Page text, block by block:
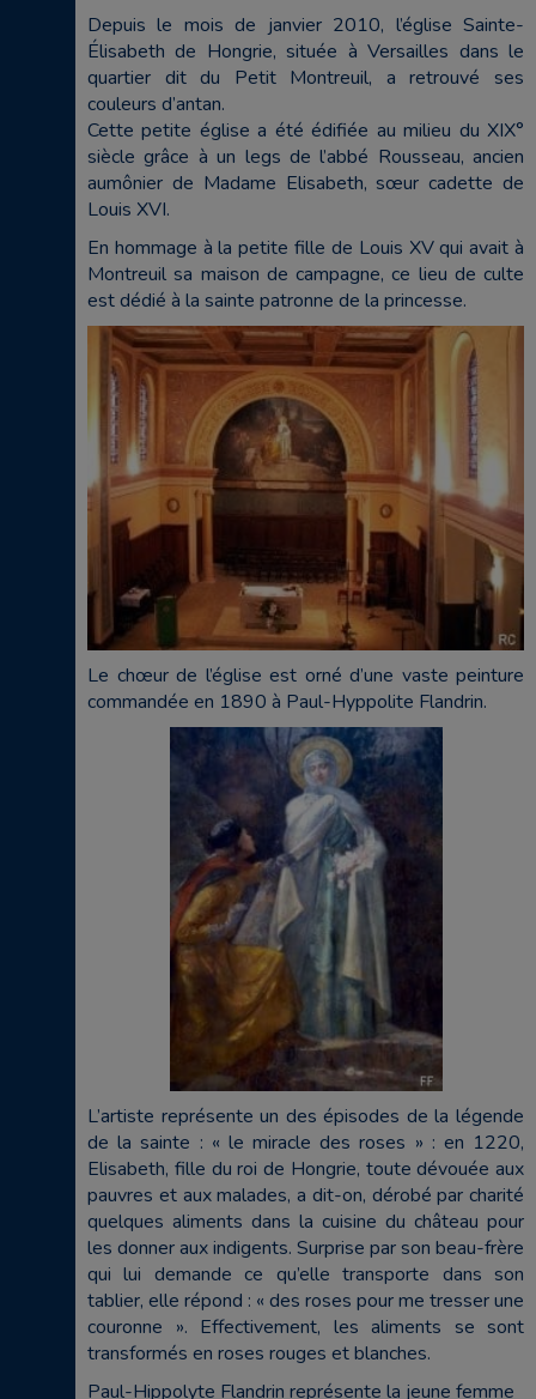
Depuis le mois de janvier 2010, l’église Sainte-
Élisabeth de Hongrie, située à Versailles dans le
quartier dit du Petit Montreuil, a retrouvé ses
couleurs d’antan.
Cette petite église a été édifiée au milieu du XIX°
siècle grâce à un legs de l’abbé Rousseau, ancien
aumônier de Madame Elisabeth, sœur cadette de
Louis XVI.
En hommage à la petite fille de Louis XV qui avait à
Montreuil sa maison de campagne, ce lieu de culte
est dédié à la sainte patronne de la princesse.
Le chœur de l’église est orné d’une vaste peinture
commandée en 1890 à Paul-Hyppolite Flandrin.
L’artiste représente un des épisodes de la légende
de la sainte : « le miracle des roses » : en 1220,
Elisabeth, fille du roi de Hongrie, toute dévouée aux
pauvres et aux malades, a dit-on, dérobé par charité
quelques aliments dans la cuisine du château pour
les donner aux indigents. Surprise par son beau-frère
qui lui demande ce qu’elle transporte dans son
tablier, elle répond : « des roses pour me tresser une
couronne ». Effectivement, les aliments se sont
transformés en roses rouges et blanches.
Paul-Hippolyte Flandrin représente la jeune femme